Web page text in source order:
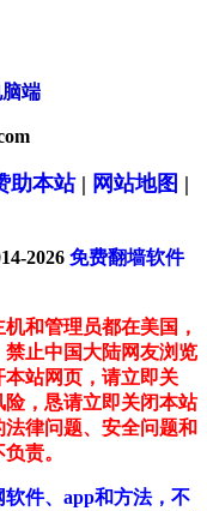
端
助本站| 网站地图 |
2026 免费翻墙软件
和管理员都在美国，
禁止中国大陆网友浏览
站网页，请立即关
，恳请立即关闭本站
律问题、安全问题和
责。
件、app和方法，不